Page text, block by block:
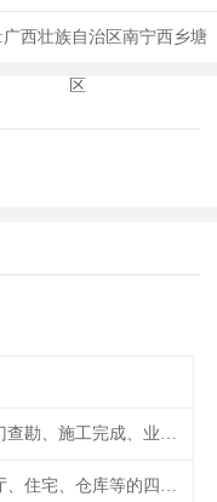
广西壮族自治区南宁西乡塘
区